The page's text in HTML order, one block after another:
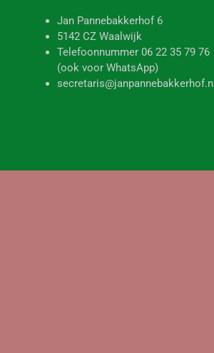
Jan Pannebakkerhof 6
5142 CZ Waalwijk
Telefoonnummer 06 22 35 79 76
(ook voor WhatsApp)
secretaris@janpannebakkerhof.nl